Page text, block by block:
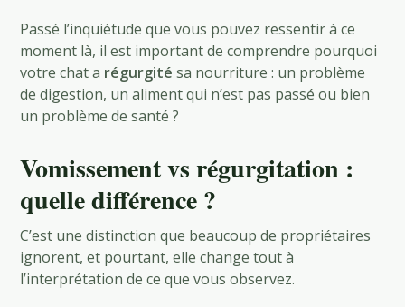
Passé l’inquiétude que vous pouvez ressentir à ce
moment là, il est important de comprendre pourquoi
votre chat a régurgitésa nourriture : un problème
de digestion, un aliment qui n’est pas passé ou bien
un problème de santé ?
Vomissement vs régurgitation :
quelle différence ?
C’est une distinction que beaucoup de propriétaires
ignorent, et pourtant, elle change tout à
l’interprétation de ce que vous observez.